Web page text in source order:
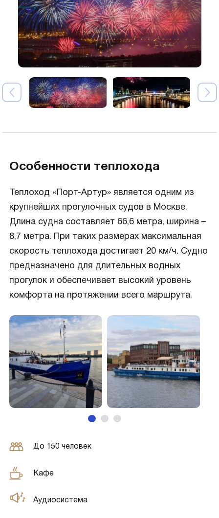
Особенности теплохода
Теплоход «Порт-Артур» является одним из
крупнейших прогулочных судов в Москве.
Длина судна составляет 66,6 метра, ширина –
8,7 метра. При таких размерах максимальная
скорость теплохода достигает 20 км/ч. Судно
предназначено для длительных водных
прогулок и обеспечивает высокий уровень
комфорта на протяжении всего маршрута.
До 150 человек
Кафе
Аудиосистема